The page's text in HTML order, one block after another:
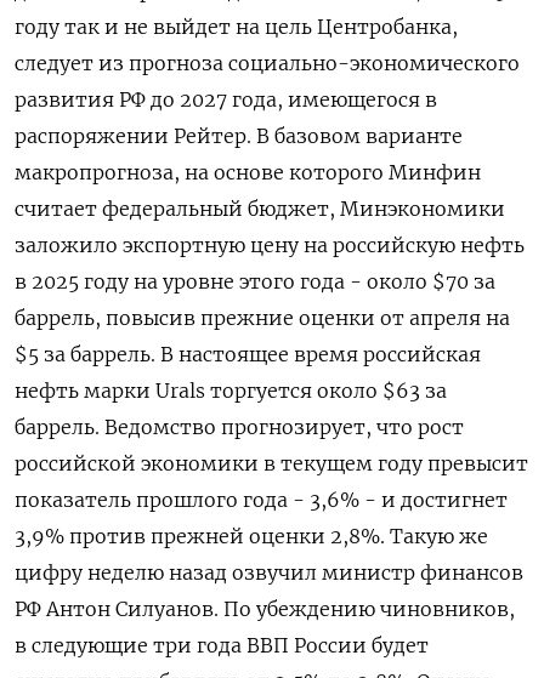
году так и не выйдет на цель Центробанка,
следует из прогноза социально-экономического
развития РФ до 2027 года, имеющегося в
распоряжении Рейтер. В базовом варианте
макропрогноза, на основе которого Минфин
считает федеральный бюджет, Минэкономики
заложило экспортную цену на российскую нефть
в 2025 году на уровне этого года - около $70 за
баррель, повысив прежние оценки от апреля на
$5 за баррель. В настоящее время российская
нефть марки Urals торгуется около $63 за
баррель. Ведомство прогнозирует, что рост
российской экономики в текущем году превысит
показатель прошлого года - 3,6% - и достигнет
3,9% против прежней оценки 2,8%. Такую же
цифру неделю назад озвучил министр финансов
РФ Антон Силуанов. По убеждению чиновников,
в следующие три года ВВП России будет